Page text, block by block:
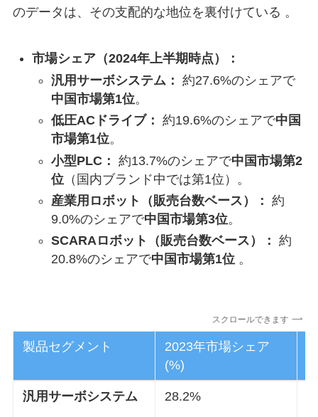
のデータは、その支配的な地位を裏付けている 。
市場シェア（2024年上半期時点）：
汎用サーボシステム： 約27.6%のシェアで
中国市場第1位。
低圧ACドライブ： 約19.6%のシェアで中国
市場第1位。
小型PLC： 約13.7%のシェアで中国市場第2
位 （国内ブランド中では第1位）。
産業用ロボット（販売台数ベース）： 約
9.0%のシェアで中国市場第3位。
SCARAロボット（販売台数ベース）： 約
20.8%のシェアで中国市場第1位。
スクロールできます
製品セグメント
2023年市場シェア
(%)
汎用サーボシステム 28.2%